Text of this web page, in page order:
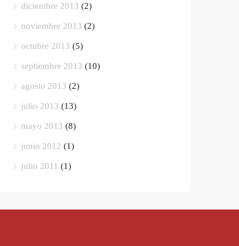
diciembre 2013 (2)
noviembre 2013 (2)
octubre 2013 (5)
septiembre 2013 (10)
agosto 2013 (2)
julio 2013 (13)
mayo 2013 (8)
junio 2012 (1)
julio 2011 (1)